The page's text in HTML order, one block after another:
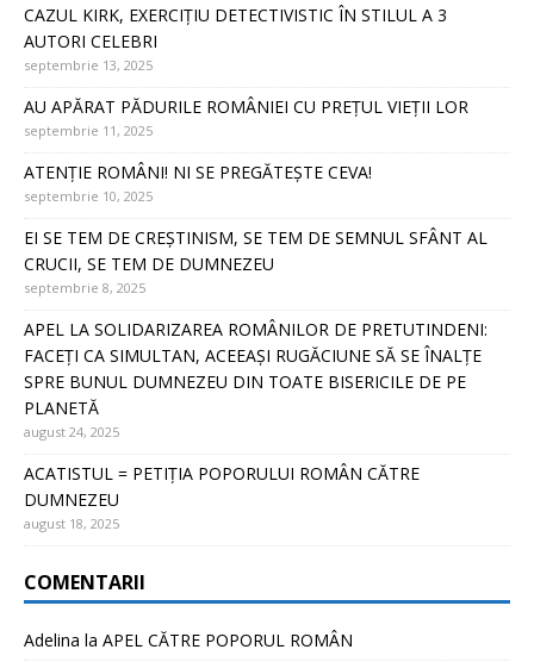
CAZUL KIRK, EXERCIȚIU DETECTIVISTIC ÎN STILUL A 3
AUTORI CELEBRI
septembrie 13, 2025
AU APĂRAT PĂDURILE ROMÂNIEI CU PREȚUL VIEȚII LOR
septembrie 11, 2025
ATENȚIE ROMÂNI! NI SE PREGĂTEȘTE CEVA!
septembrie 10, 2025
EI SE TEM DE CREȘTINISM, SE TEM DE SEMNUL SFÂNT AL
CRUCII, SE TEM DE DUMNEZEU
septembrie 8, 2025
APEL LA SOLIDARIZAREA ROMÂNILOR DE PRETUTINDENI:
FACEȚI CA SIMULTAN, ACEEAȘI RUGĂCIUNE SĂ SE ÎNALȚE
SPRE BUNUL DUMNEZEU DIN TOATE BISERICILE DE PE
PLANETĂ
august 24, 2025
ACATISTUL = PETIȚIA POPORULUI ROMÂN CĂTRE
DUMNEZEU
august 18, 2025
COMENTARII
Adelina la APEL CĂTRE POPORUL ROMÂN